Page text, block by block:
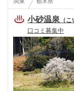
小砂温泉 （こ
口コミ募集中